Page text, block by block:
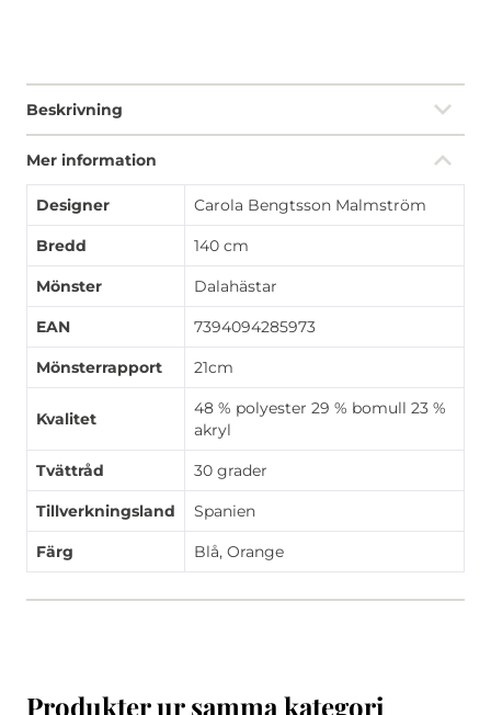
Beskrivning
Mer information
Designer Carola Bengtsson Malmström
Bredd 140 cm
Mönster Dalahästar
EAN 7394094285973
Mönsterrapport 21cm
Kvalitet
48 % polyester 29 % bomull 23 %
akryl
Tvättråd 30 grader
Tillverkningsland Spanien
Färg Blå, Orange
Produkter ur samma kategori